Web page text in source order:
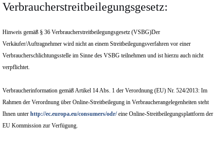
Verbraucherstreitbeilegungsgesetz:
Hinweis gemäß § 36 Verbraucherstreitbeilegungsgesetz (VSBG)Der
Verkäufer/Auftragnehmer wird nicht an einem Streitbeilegungsverfahren vor einer
Verbraucherschlichtungsstelle im Sinne des VSBG teilnehmen und ist hierzu auch nicht
verpflichtet.
Verbraucherinformation gemäß Artikel 14 Abs. 1 der Verordnung (EU) Nr. 524/2013: Im
Rahmen der Verordnung über Online-Streitbeilegung in Verbraucherangelegenheiten steht
Ihnen unter http://ec.europa.eu/consumers/odr/eine Online-Streitbeilegungsplattform der
EU Kommission zur Verfügung.